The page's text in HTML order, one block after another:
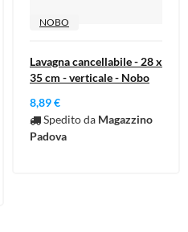
NOBO
Lavagna cancellabile - 28 x
35 cm - verticale - Nobo
8,89 €
Spedito da Magazzino
Padova